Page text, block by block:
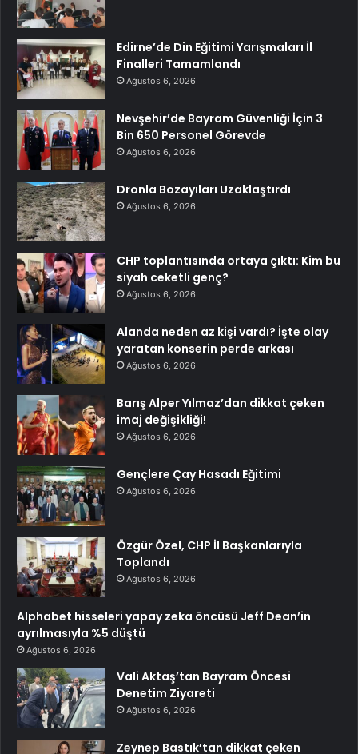
Edirne’de Din Eğitimi Yarışmaları İl
Finalleri Tamamlandı
Ağustos 6, 2026
Nevşehir’de Bayram Güvenliği İçin 3
Bin 650 Personel Görevde
Ağustos 6, 2026
Dronla Bozayıları Uzaklaştırdı
Ağustos 6, 2026
CHP toplantısında ortaya çıktı: Kim bu
siyah ceketli genç?
Ağustos 6, 2026
Alanda neden az kişi vardı? İşte olay
yaratan konserin perde arkası
Ağustos 6, 2026
Barış Alper Yılmaz’dan dikkat çeken
imaj değişikliği!
Ağustos 6, 2026
Gençlere Çay Hasadı Eğitimi
Ağustos 6, 2026
Özgür Özel, CHP İl Başkanlarıyla
Toplandı
Ağustos 6, 2026
Alphabet hisseleri yapay zeka öncüsü Jeff Dean’in
ayrılmasıyla %5 düştü
Ağustos 6, 2026
Vali Aktaş’tan Bayram Öncesi
Denetim Ziyareti
Ağustos 6, 2026
Zeynep Bastık’tan dikkat çeken